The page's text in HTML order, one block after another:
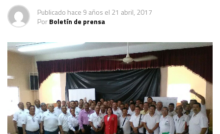
Publicado hace 9 años el 21 abril, 2017
PorBoletín de prensa